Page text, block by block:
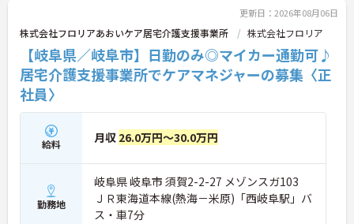
更新日：2026年08月06日
株式会社フロリアあおいケア居宅介護支援事業所 株式会社フロリア
【岐阜県／岐阜市】日勤のみ◎マイカー通勤可♪
居宅介護支援事業所でケアマネジャーの募集〈正
社員〉
給料 月収 26.0万円～30.0万円
勤務地
岐阜県 岐阜市 須賀2-2-27 メゾンスガ103
ＪＲ東海道本線(熱海－米原)「西岐阜駅」バ
ス・車7分